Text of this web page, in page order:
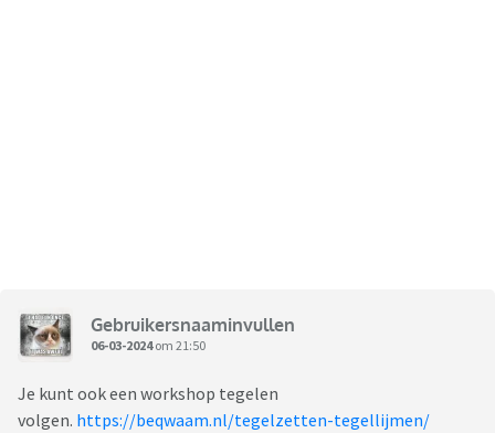
Gebruikersnaaminvullen
06-03-2024om 21:50
Je kunt ook een workshop tegelen
volgen. https://beqwaam.nl/tegelzetten-tegellijmen/